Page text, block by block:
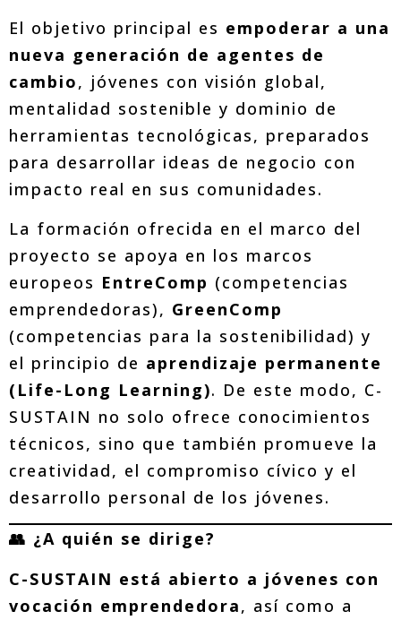
El objetivo principal es empoderar a una
nueva generación de agentes de
cambio, jóvenes con visión global,
mentalidad sostenible y dominio de
herramientas tecnológicas, preparados
para desarrollar ideas de negocio con
impacto real en sus comunidades.
La formación ofrecida en el marco del
proyecto se apoya en los marcos
europeos EntreComp (competencias
emprendedoras), GreenComp
(competencias para la sostenibilidad) y
el principio de aprendizaje permanente
(Life-Long Learning). De este modo, C-
SUSTAIN no solo ofrece conocimientos
técnicos, sino que también promueve la
creatividad, el compromiso cívico y el
desarrollo personal de los jóvenes.
👥 ¿A quién se dirige?
C-SUSTAIN está abierto a jóvenes con
vocación emprendedora, así como a